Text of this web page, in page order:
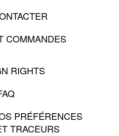
COMMANDES
RIGHTS
PRÉFÉRENCES
TRACEURS